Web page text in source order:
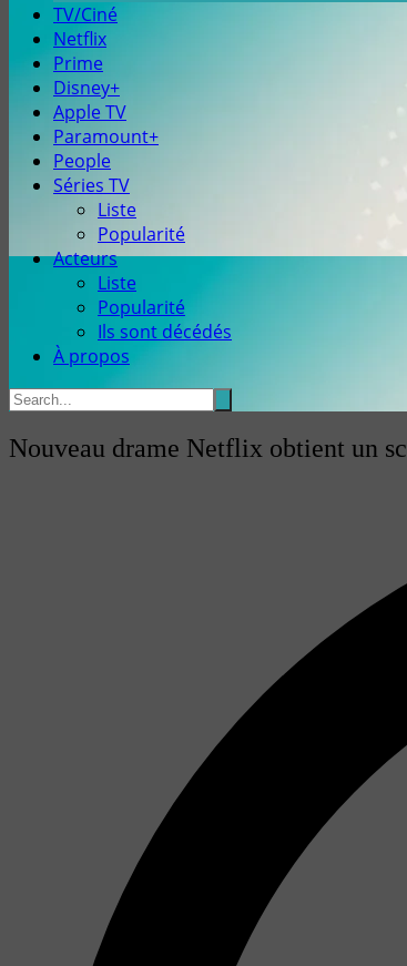
TV/Ciné
Netflix
Prime
Disney+
Apple TV
Paramount+
People
Séries TV
Liste
Popularité
Acteurs
Liste
Popularité
Ils sont décédés
À propos
Nouveau drame Netflix obtient un